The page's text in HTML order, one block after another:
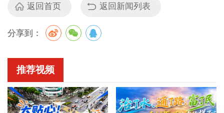
返回首页 返回新闻列表
分享到：
推荐视频